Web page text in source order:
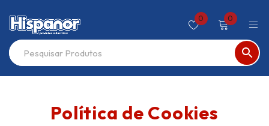
0 0
Política de Cookies